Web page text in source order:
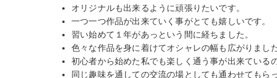
オリジナルも出来るように頑張りたいです。
一つ一つ作品が出来ていく事がとても嬉しいです。
習い始めて１年があっという間に経ちました。
色々な作品を身に着けてオシャレの幅も広がりました
初心者から始めた私でも楽しく通う事が出来ている
同じ趣味を通しての交流の場としても通わせてもら